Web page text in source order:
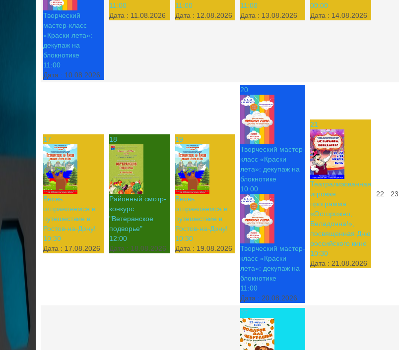
Творческий
мастер-класс
«Краски лета»:
декупаж на
блокнотике
11:00
Дата : 10.08.2026
11:00
Дата : 11.08.2026
11:00
Дата : 12.08.2026
11:00
Дата : 13.08.2026
00:00
Дата : 14.08.2026
17
Вновь
отправляемся в
путешествие в
Ростов-на-Дону!
10:30
Дата : 17.08.2026
18
Районный смотр-
конкурс
"Ветеранское
подворье"
12:00
Дата : 18.08.2026
19
Вновь
отправляемся в
путешествие в
Ростов-на-Дону!
10:30
Дата : 19.08.2026
20
Творческий мастер-
класс «Краски
лета»: декупаж на
блокнотике
10:00
Творческий мастер-
класс «Краски
лета»: декупаж на
блокнотике
11:00
Дата : 20.08.2026
21
Театрализованная
игровая
программа
«Осторожно,
Беладонна!»,
посвященная Дню
российского кино
10:30
Дата : 21.08.2026
22 23
27